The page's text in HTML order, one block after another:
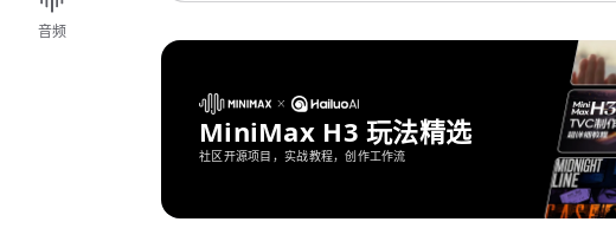
音频
MiniMax H3 玩法精选
社区开源项目，实战教程，创作工作流